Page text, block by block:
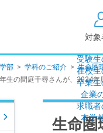
対象
受験
在校
卒業
企業
求職
本学
の理念
部 > 学科のご紹介 >生命圏
生の間庭千尋さんが、2024
生命圏